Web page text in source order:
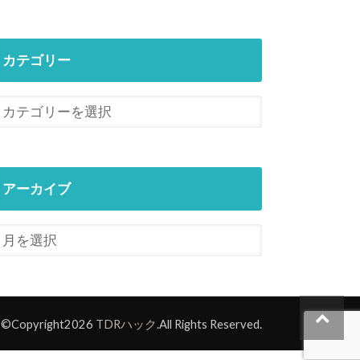
カテゴリー
アーカイブ
©Copyright2026 TDRハック.All Rights Reserved.